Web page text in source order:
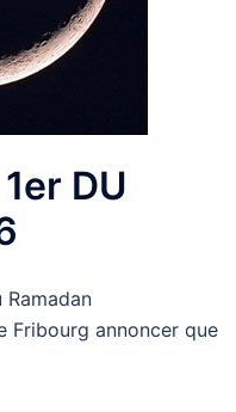
DU
Fribourg annoncer que